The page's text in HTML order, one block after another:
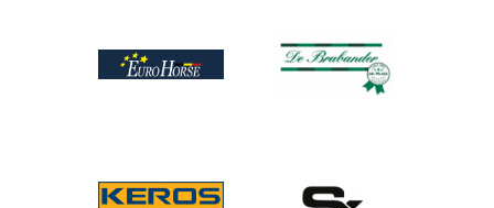
Afbeelding
Afbeelding
Afbeelding
Afbeelding